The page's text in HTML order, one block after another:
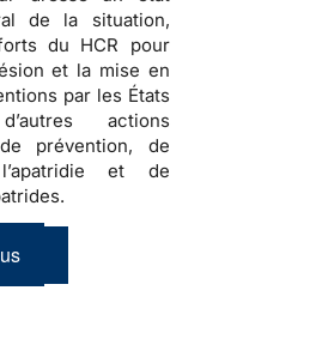
de la situation,
du HCR pour
et la mise en
par les États
actions
prévention, de
et de